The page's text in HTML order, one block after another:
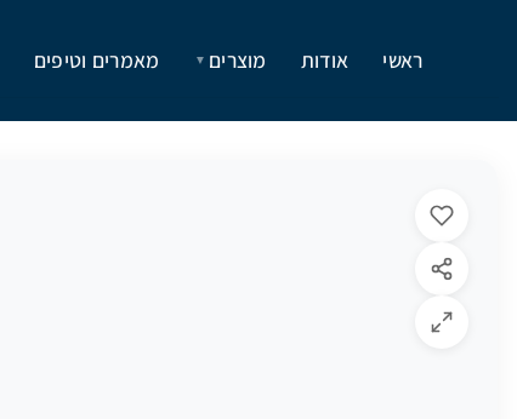
ראשי אודות מוצרים ▼ מאמרים וטיפים